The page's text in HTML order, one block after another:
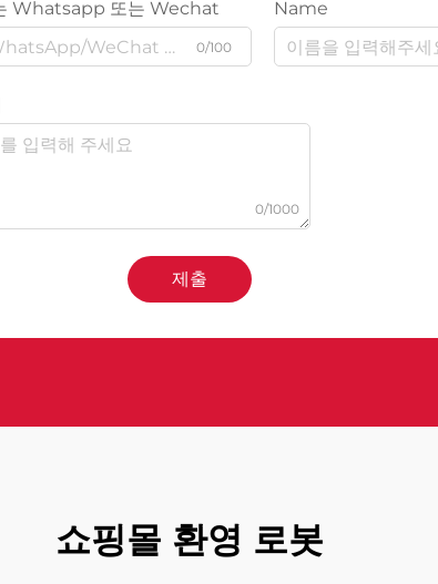
Whatsapp 또는 Wechat
0/100
Name
0/1000
제출
쇼핑몰 환영 로봇